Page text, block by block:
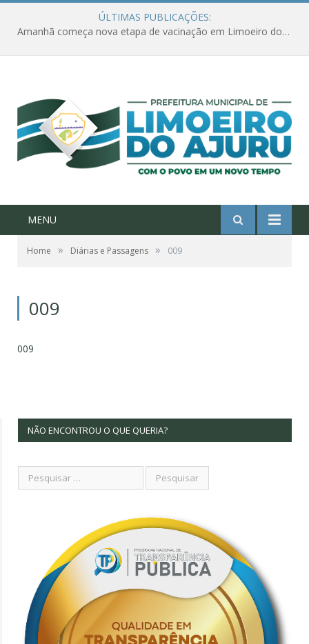
ÚLTIMAS PUBLICAÇÕES:
Amanhã começa nova etapa de vacinação em Limoeiro do Ajuru para idosos com 65 ou mais
MENU
Home » Diárias e Passagens » 009
009
009
NÃO ENCONTROU O QUE QUERIA?